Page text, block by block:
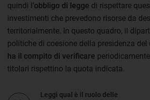
quindi l’obbligo di legge di rispettare
investimenti che prevedono risorse da
territorialmente. In questo quadro, il
politiche di coesione della presidenza del
ha il compito di verificare
titolari rispettino la quota indicata.
Leggi qual è il ruolo delle